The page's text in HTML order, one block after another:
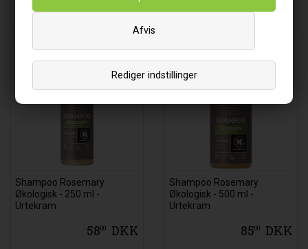
Rediger indstillinger
Afvis
Shampoo Rosemary
Økologisk - 250 ml -
Urtekram
5800 DKK
Shampoo Rosemary
Økologisk - 500 ml -
Urtekram
8500 DKK